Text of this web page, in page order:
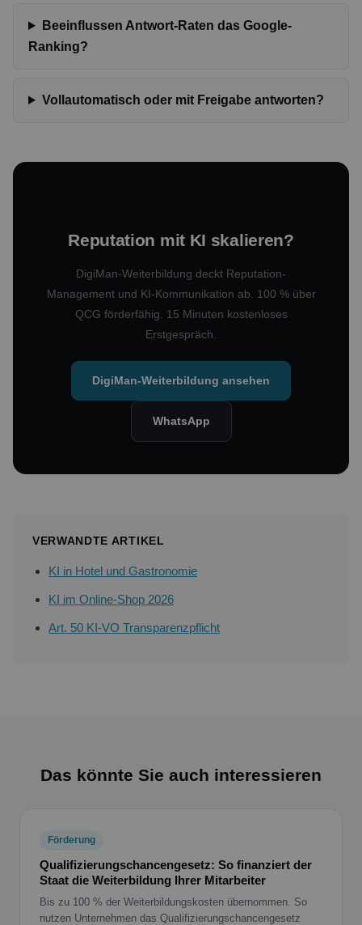
Beeinflussen Antwort-Raten das Google-
Ranking?
Vollautomatisch oder mit Freigabe antworten?
Reputation mit KI skalieren?
DigiMan-Weiterbildung deckt Reputation-
Management und KI-Kommunikation ab. 100 % über
QCG förderfähig. 15 Minuten kostenloses
Erstgespräch.
DigiMan-Weiterbildung ansehen
WhatsApp
VERWANDTE ARTIKEL
KI in Hotel und Gastronomie
KI im Online-Shop 2026
Art. 50 KI-VO Transparenzpflicht
Das könnte Sie auch interessieren
Förderung
Qualifizierungschancengesetz: So finanziert der
Staat die Weiterbildung Ihrer Mitarbeiter
Bis zu 100 % der Weiterbildungskosten übernommen. So
nutzen Unternehmen das Qualifizierungschancengesetz